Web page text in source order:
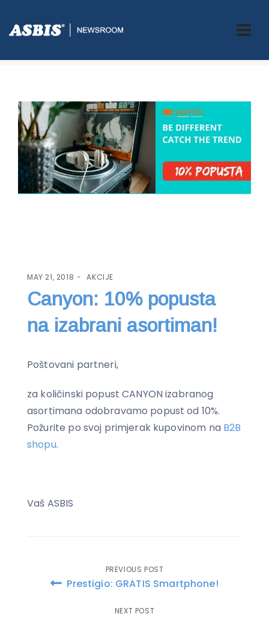
ASBIS.BA> AKCIJE> CANYON: 10% POPUSTA NA IZABRANI
MAY 21, 2018 AKCIJE
Canyon: 10% popusta
na izabrani asortiman!
Poštovani partneri,
za količinski popust CANYON izabranog
asortimana odobravamo popust od 10%.
Požurite po svoj primjerak kupovinom na B2B
shopu.
Vaš ASBIS
Post
PREVIOUS POST
Prestigio: GRATIS Smartphone!
NEXT POST